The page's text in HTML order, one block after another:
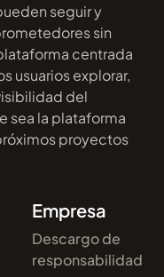
seguir y
sin
centrada
usuarios explorar,
del
sea la plataforma
proyectos
Empresa
Descargo de
responsabilidad